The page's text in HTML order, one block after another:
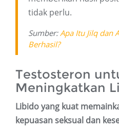
tidak perlu.
Sumber:Apa Itu Jilq dan
Berhasil?
Testosteron
Meningkatkan
Libido yang kuat
kepuasan seksual dan